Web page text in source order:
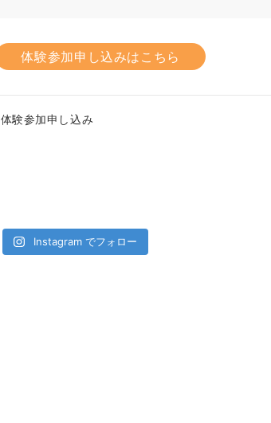
体験参加申し込みはこちら
体験参加申し込み
Instagram でフォロー